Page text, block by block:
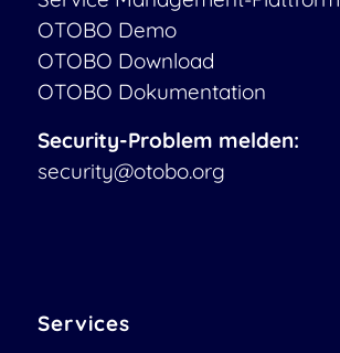
OTOBO Demo
OTOBO Download
OTOBO Dokumentation
Security-Problem melden:
security@otobo.org
Services